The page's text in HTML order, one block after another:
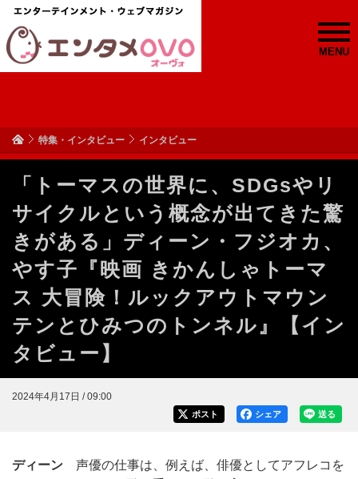
MENU
特集・インタビュー インタビュー
「トーマスの世界に、SDGsやリ
サイクルという概念が出てきた驚
きがある」ディーン・フジオカ、
やす子『映画 きかんしゃトーマ
ス 大冒険！ルックアウトマウン
テンとひみつのトンネル』【イン
タビュー】
2024年4月17日 / 09:00
送る
シェア
ポスト
ディーン 声優の仕事は、例えば、俳優としてアフレコを